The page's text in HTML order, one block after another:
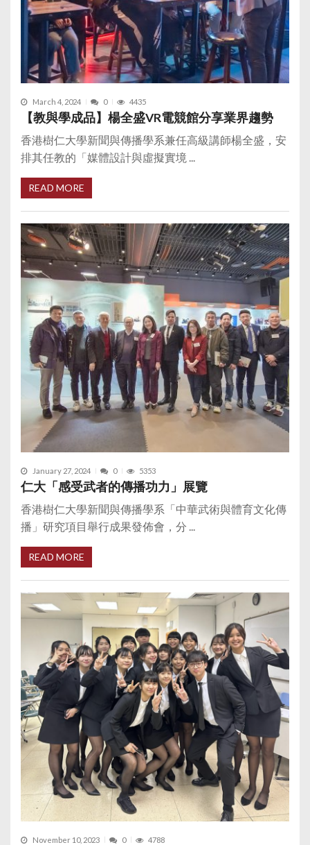
March 4, 2024 0 4435
【教與學成品】楊全盛VR電競館分享業界趨勢
香港樹仁大學新聞與傳播學系兼任高級講師楊全盛，安
排其任教的「媒體設計與虛擬實境 ...
READ MORE
January 27, 2024 0 5353
仁大「感受武者的傳播功力」展覽
香港樹仁大學新聞與傳播學系「中華武術與體育文化傳
播」研究項目舉行成果發佈會，分 ...
READ MORE
November 10, 2023 0 4788